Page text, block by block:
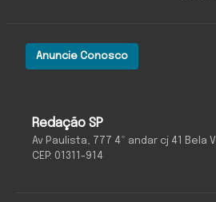
Redação SP
Av Paulista, 777 4º andar cj 41 Bela
CEP: 01311-914
Anuncie Conosco